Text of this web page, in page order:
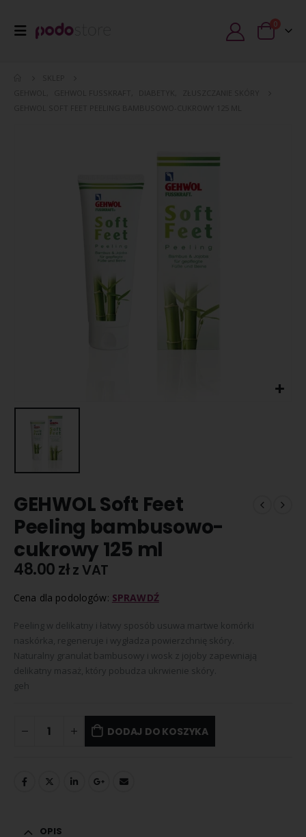
0
GEHWOL Soft Feet
Peeling bambusowo-
cukrowy 125 ml
48.00zł z VAT
Cena dla podologów: SPRAWDŹ
Peeling w delikatny i łatwy sposób usuwa martwe komórki
naskórka, regeneruje i wygładza powierzchnię skóry.
Naturalny granulat bambusowy i wosk z jojoby zapewniają
delikatny masaż, który pobudza ukrwienie skóry.
geh
DODAJ DO KOSZYKA
OPIS